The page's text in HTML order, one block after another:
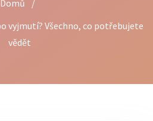
Domů
/
vyjmutí? Všechno, co potřebujete
vědět